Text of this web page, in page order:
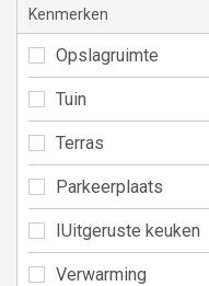
Kenmerken
Opslagruimte
Tuin
Terras
Parkeerplaats
IUitgeruste keuken
Verwarming